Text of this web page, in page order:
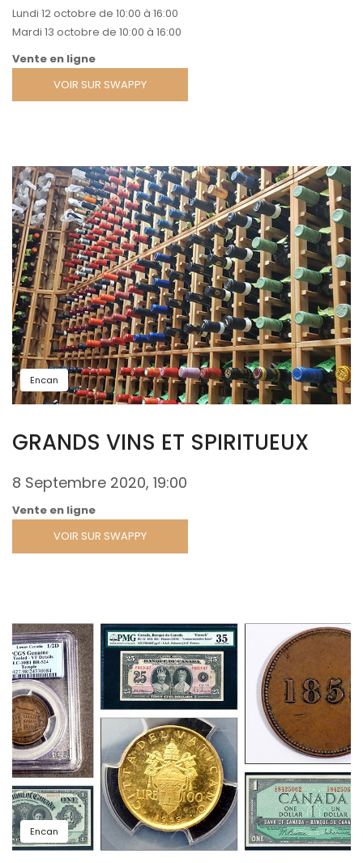
Lundi 12 octobre de 10:00 à 16:00
Mardi 13 octobre de 10:00 à 16:00
Vente en ligne
VOIR SUR SWAPPY
Encan
GRANDS VINS ET SPIRITUEUX
8 Septembre 2020, 19:00
Vente en ligne
VOIR SUR SWAPPY
Encan